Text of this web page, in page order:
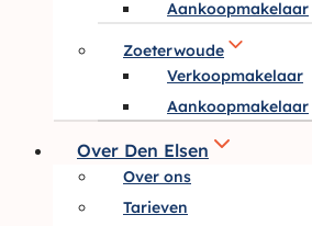
Aankoopmakelaar
Zoeterwoude
Verkoopmakelaar
Aankoopmakelaar
Over Den Elsen
Over ons
Tarieven